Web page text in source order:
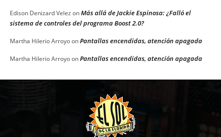
Edison Denizard Velez onMás allá de Jackie Espinosa: ¿Falló el
sistema de controles del programa Boost 2.0?
Martha Hilerio ArroyoonPantallas encendidas, atención apagada
Martha Hilerio ArroyoonPantallas encendidas, atención apagada